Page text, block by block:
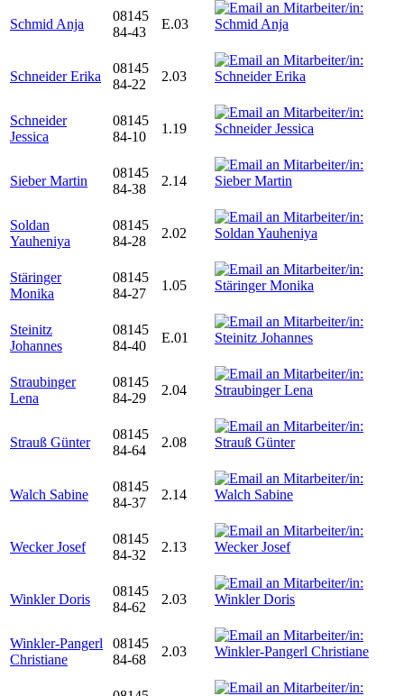
Schmid Anja
08145
84-43
E.03
Schneider Erika
08145
84-22
2.03
Schneider
Jessica
08145
84-10
1.19
Sieber Martin
08145
84-38
2.14
Soldan
Yauheniya
08145
84-28
2.02
Stäringer
Monika
08145
84-27
1.05
Steinitz
Johannes
08145
84-40
E.01
Straubinger
Lena
08145
84-29
2.04
Strauß Günter
08145
84-64
2.08
Walch Sabine
08145
84-37
2.14
Wecker Josef
08145
84-32
2.13
Winkler Doris
08145
84-62
2.03
Winkler-Pangerl
Christiane
08145
84-68
2.03